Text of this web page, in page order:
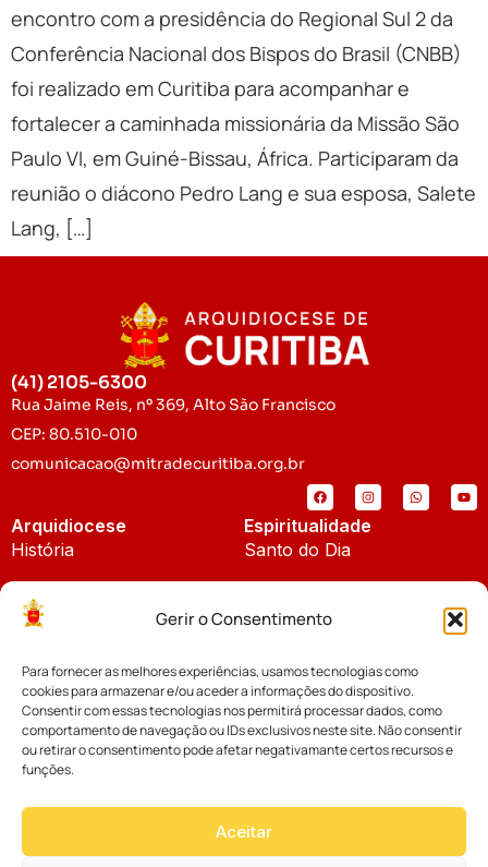
Gerir o Consentimento
Para fornecer as melhores experiências, usamos tecnologias como
cookies para armazenar e/ou aceder a informações do dispositivo.
Consentir com essas tecnologias nos permitirá processar dados, como
comportamento de navegação ou IDs exclusivos neste site. Não consentir
ou retirar o consentimento pode afetar negativamante certos recursos e
funções.
Aceitar
encontro com a presidência do Regional Sul 2 da
Conferência Nacional dos Bispos do Brasil (CNBB)
foi realizado em Curitiba para acompanhar e
fortalecer a caminhada missionária da Missão São
Paulo VI, em Guiné-Bissau, África. Participaram da
reunião o diácono Pedro Lang e sua esposa, Salete
Lang, […]
(41) 2105-6300
Rua Jaime Reis, nº 369, Alto São Francisco
CEP: 80.510-010
comunicacao@mitradecuritiba.org.br
Arquidiocese
História
Padroeira
Espiritualidade
Santo do Dia
Notícias
Notícias da Arquidiocese
Notícias Cáritas
Palavra dos Bispos
Cúria Diocesana
Fundo Diocesano
Vicariatos da Educação